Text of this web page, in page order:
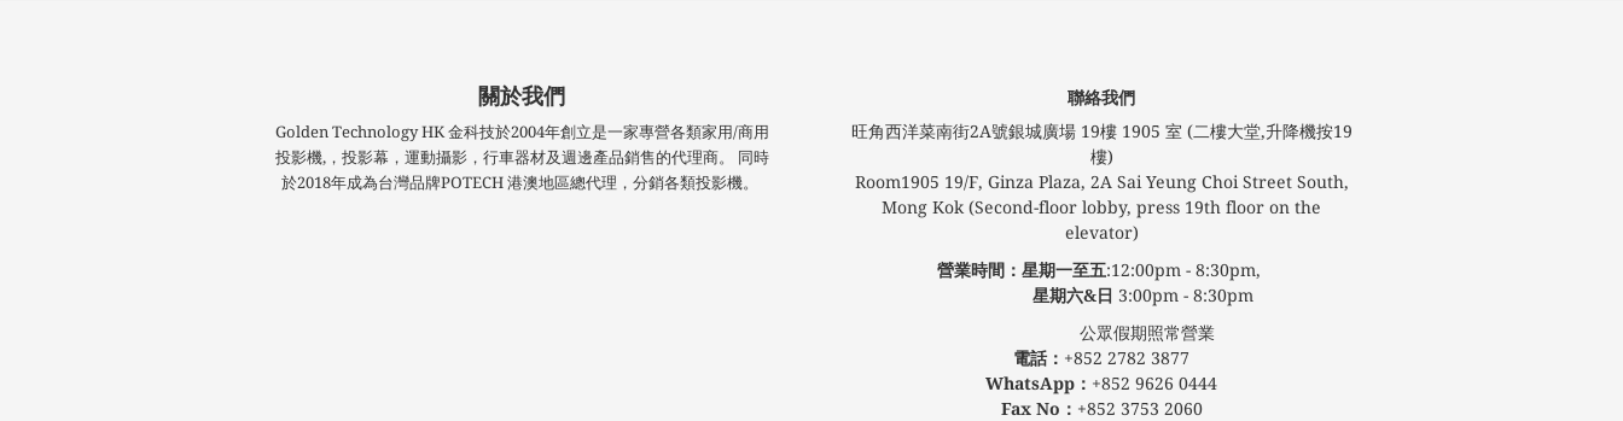
關於我們
Golden Technology HK 金科技於2004年創立是一家專營各類家用/商用
投影機,，投影幕，運動攝影，行車器材及週邊產品銷售的代理商。 同時
於2018年成為台灣品牌POTECH 港澳地區總代理，分銷各類投影機。
聯絡我們
旺角西洋菜南街2A號銀城廣場​ 19樓 1905 室 (二樓大堂,升降機按19
樓)
Room1905 19/F, Ginza Plaza, 2A Sai Yeung Choi Street South,
Mong Kok (Second-floor lobby, press 19th floor on the
elevator)
營業時間：星期一至五:12:00pm - 8:30pm,
星期六&日 3:00pm - 8:30pm
公眾假期照常營業
電話： +852 2782 3877
WhatsApp： +852 9626 0444
Fax No： +852 3753 2060